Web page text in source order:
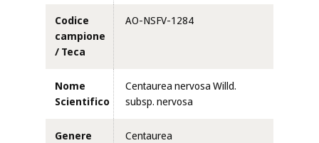
Codice
campione
/ Teca
AO-NSFV-1284
Nome
Scientifico
Centaurea nervosa Willd.
subsp. nervosa
Genere Centaurea